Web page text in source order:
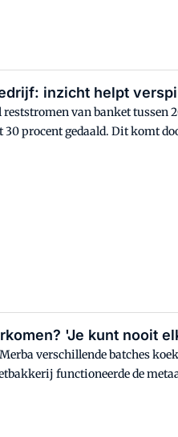
inzicht helpt
van banket tussen
30 procent gedaald. Dit komt
'Je kunt nooit
verschillende batches
functioneerde de